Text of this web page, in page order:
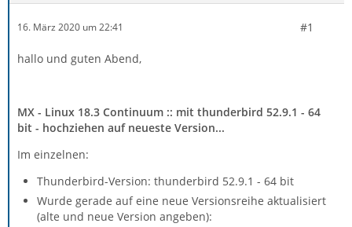
16. März 2020 um 22:41 #1
hallo und guten Abend,
MX - Linux 18.3 Continuum :: mit thunderbird 52.9.1 - 64
bit - hochziehen auf neueste Version...
Im einzelnen:
Thunderbird-Version: thunderbird 52.9.1 - 64 bit
Wurde gerade auf eine neue Versionsreihe aktualisiert
(alte und neue Version angeben):